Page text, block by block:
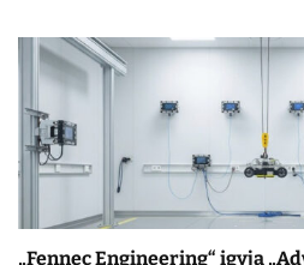
„Fennec Engineering“ įgyja